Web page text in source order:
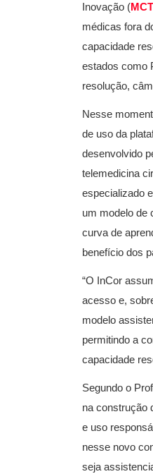
Inovação (
médicas fora
capacidade
estados como
resolução,
Nesse
de uso da
desenvolvido
telemedicina
especializado
um modelo de
curva de
benefício dos
“O InCor
acesso e,
modelo
permitindo a
capacidade
Segundo o
na construção
e uso
nesse novo
seja